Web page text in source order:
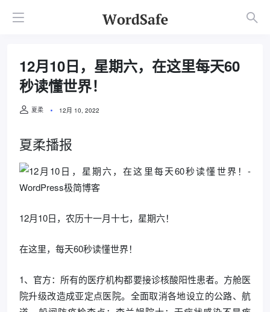
12月10日，星期六，在这里每天60
秒读懂世界！
夏柔 12月 10, 2022
夏柔播报
12月10日，农历十一月十七，星期六！
在这里，每天60秒读懂世界！
1、官方：所有的医疗机构都要接诊核酸阳性患者。方舱医
院升级改造成亚定点医院。全面取消各地设立的公路、航